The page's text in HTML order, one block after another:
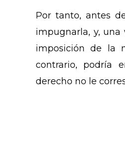
Por tanto, antes
impugnarla, y,
imposición de la
contrario, podría
derecho no le